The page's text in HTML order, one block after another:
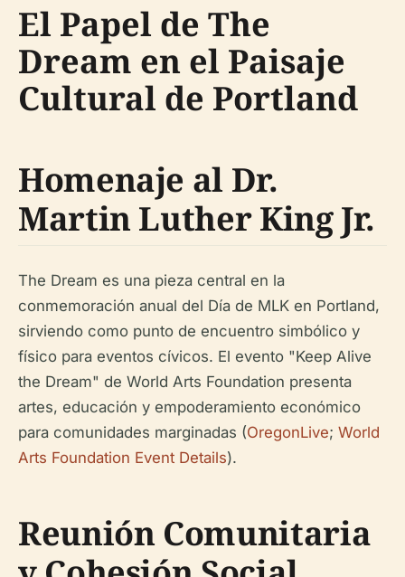
El Papel de The
Dream en el Paisaje
Cultural de Portland
Homenaje al Dr.
Martin Luther King Jr.
The Dream es una pieza central en la
conmemoración anual del Día de MLK en Portland,
sirviendo como punto de encuentro simbólico y
físico para eventos cívicos. El evento "Keep Alive
the Dream" de World Arts Foundation presenta
artes, educación y empoderamiento económico
para comunidades marginadas (OregonLive; World
Arts Foundation Event Details).
Reunión Comunitaria